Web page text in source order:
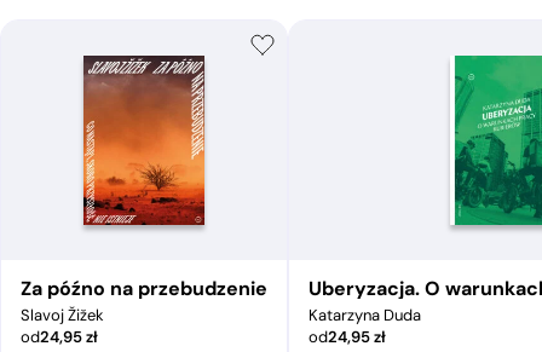
Za późno na przebudzenie
Slavoj Žižek
od24,95zł
Uberyzacja. O
Katarzyna Duda
od24,95zł